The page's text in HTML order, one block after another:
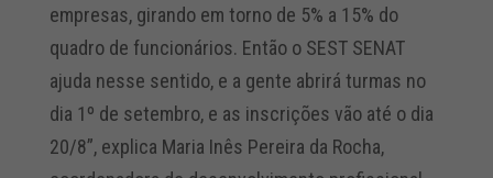
empresas, girando em torno de 5% a 15% do
quadro de funcionários. Então o SEST SENAT
ajuda nesse sentido, e a gente abrirá turmas no
dia 1º de setembro, e as inscrições vão até o dia
20/8”, explica Maria Inês Pereira da Rocha,